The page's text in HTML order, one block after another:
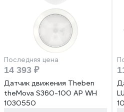
Последняя цена
14 393 ₽
Датчик движения Theben
theMova S360-100 AP WH
1030550